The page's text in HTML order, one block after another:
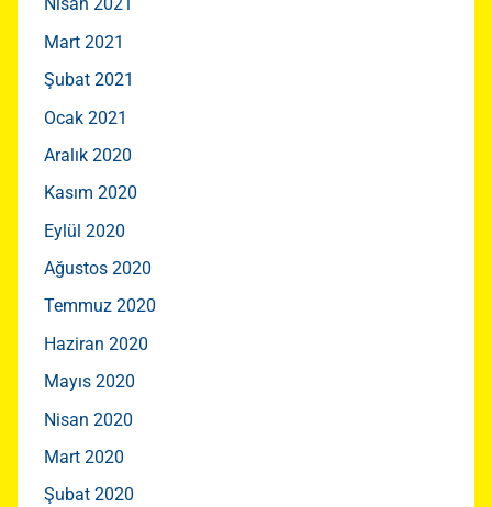
Nisan 2021
Mart 2021
Şubat 2021
Ocak 2021
Aralık 2020
Kasım 2020
Eylül 2020
Ağustos 2020
Temmuz 2020
Haziran 2020
Mayıs 2020
Nisan 2020
Mart 2020
Şubat 2020